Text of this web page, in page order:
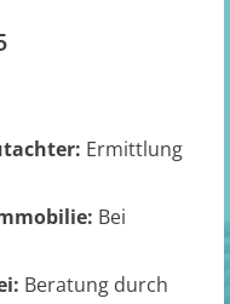
Ermittlung
Bei
Beratung durch